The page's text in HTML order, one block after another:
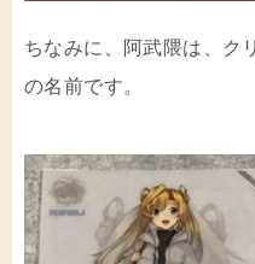
ちなみに、阿武隈は、ク
の名前です。